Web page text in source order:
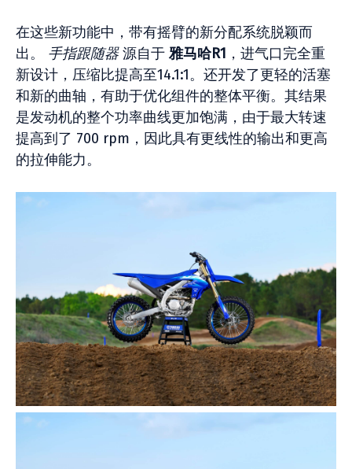
在这些新功能中，带有摇臂的新分配系统脱颖而
出。 手指跟随器源自于 雅马哈R1 ，进气口完全重
新设计，压缩比提高至14.1:1。还开发了更轻的活塞
和新的曲轴，有助于优化组件的整体平衡。其结果
是发动机的整个功率曲线更加饱满，由于最大转速
提高到了 700 rpm，因此具有更线性的输出和更高
的拉伸能力。